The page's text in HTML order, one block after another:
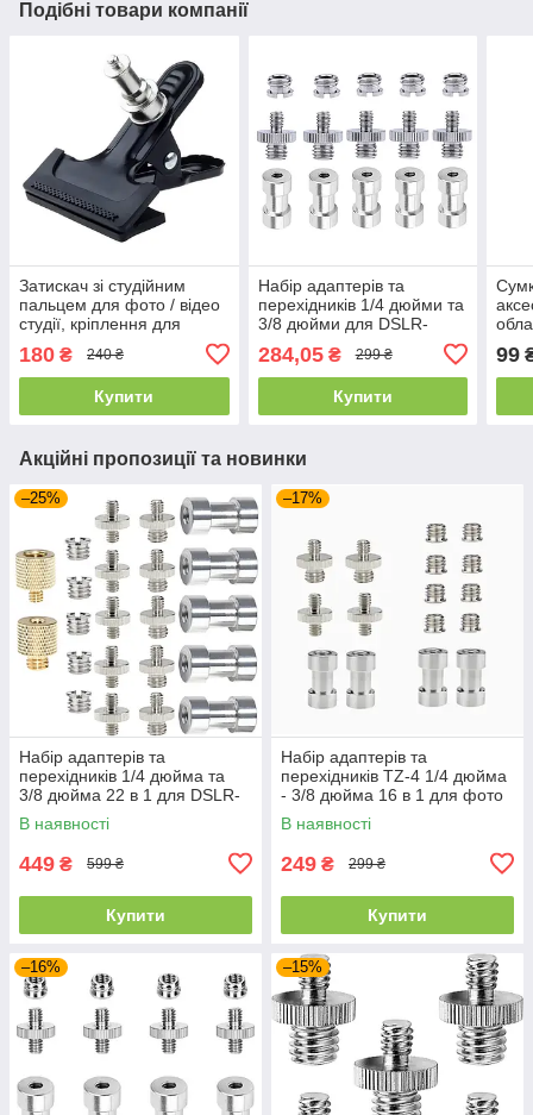
Подібні товари компанії
Затискач зі студійним
пальцем для фото / відео
студії, кріплення для
Visico SC-005B
180 ₴ 240 ₴
Купити
Набір адаптерів та
перехідників 1/4 дюйми та
3/8 дюйми для DSLR-
монопода/кульової
головки/спалаху
284,05₴ 299 ₴
Купити
99
Акційні пропозиції та новинки
–25%
Набір адаптерів та
перехідників 1/4 дюйма та
3/8 дюйма 22 в 1 для DSLR-
камери/штативу/моноподу/
кульової головки
В наявності
449 ₴ 599 ₴
Купити
–17%
Набір адаптерів та
перехідників TZ-4 1/4 дюйма
- 3/8 дюйма 16 в 1 для фото
та відео аксесуарів
В наявності
249 ₴ 299 ₴
Купити
–16% –15%